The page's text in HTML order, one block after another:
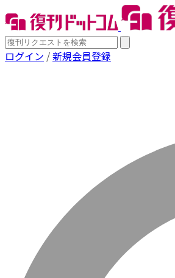
ログイン /新規会員登録